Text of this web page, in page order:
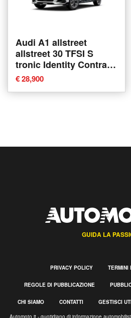
Audi A1 allstreet
allstreet 30 TFSI S
tronic Identity Contrast
del 2025 usata a
Pratola Serra
€ 28,900
GUIDA LA
PRIVACY POLICY TERMINI
REGOLE DI PUBBLICAZIONE
CHI SIAMO CONTATTI GESTISCI
Automoto.it - quotidiano di informazione